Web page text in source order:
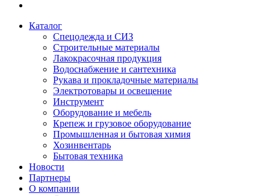
Каталог
Спецодежда и СИЗ
Строительные материалы
Лакокрасочная продукция
Водоснабжение и сантехника
Рукава и прокладочные материалы
Электротовары и освещение
Инструмент
Оборудование и мебель
Крепеж и грузовое оборудование
Промышленная и бытовая химия
Хозинвентарь
Бытовая техника
Новости
Партнеры
О компании